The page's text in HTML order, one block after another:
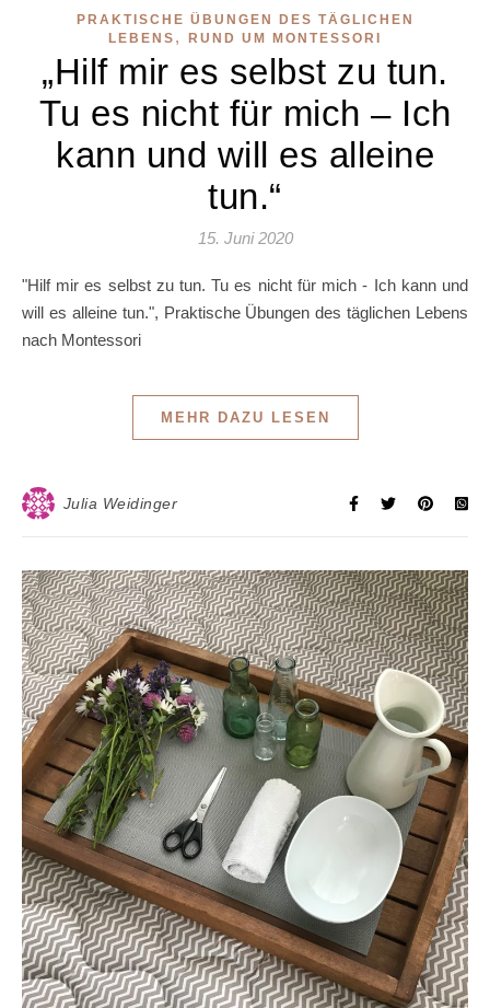
PRAKTISCHE ÜBUNGEN DES TÄGLICHEN
LEBENS , RUND UM MONTESSORI
„Hilf mir es selbst zu tun.
Tu es nicht für mich – Ich
kann und will es alleine
tun.“
15. Juni 2020
"Hilf mir es selbst zu tun. Tu es nicht für mich - Ich kann und
will es alleine tun.", Praktische Übungen des täglichen Lebens
nach Montessori
MEHR DAZU LESEN
Julia Weidinger